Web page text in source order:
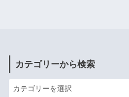
カテゴリーから検索